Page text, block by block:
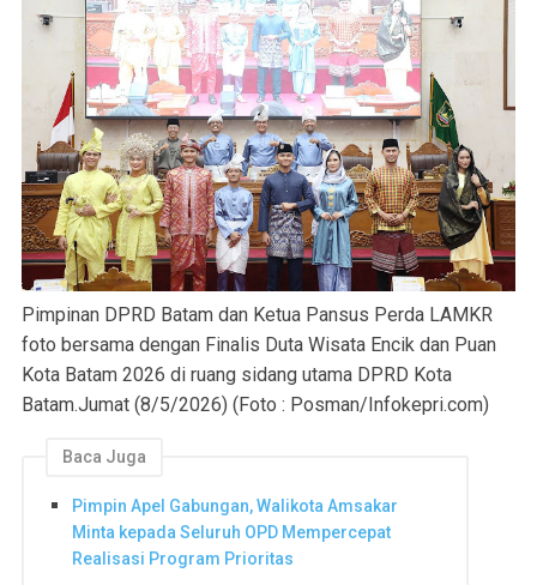
Pimpinan DPRD Batam dan Ketua Pansus Perda LAMKR
foto bersama dengan Finalis Duta Wisata Encik dan Puan
Kota Batam 2026 di ruang sidang utama DPRD Kota
Batam.Jumat (8/5/2026) (Foto : Posman/Infokepri.com)
Baca Juga
Pimpin Apel Gabungan, Walikota Amsakar
Minta kepada Seluruh OPD Mempercepat
Realisasi Program Prioritas